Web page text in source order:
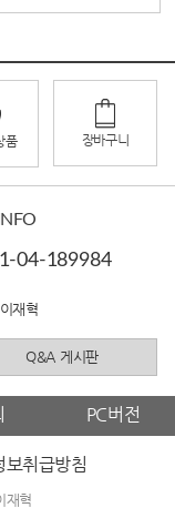
품 장바구니
INFO
04-189984
이재혁
Q&A 게시판
PC버전
보취급방침
재혁